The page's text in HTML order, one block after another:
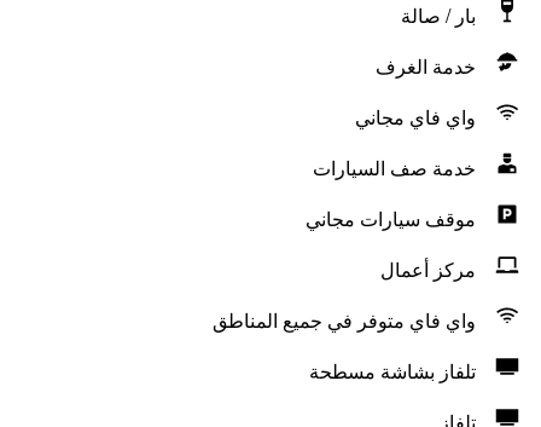
بار / صالة
خدمة الغرف
واي فاي مجاني
خدمة صف السيارات
موقف سيارات مجاني
مركز أعمال
واي فاي متوفر في جميع المناطق
تلفاز بشاشة مسطحة